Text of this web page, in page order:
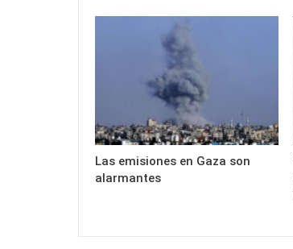
Las emisiones en Gaza son
alarmantes